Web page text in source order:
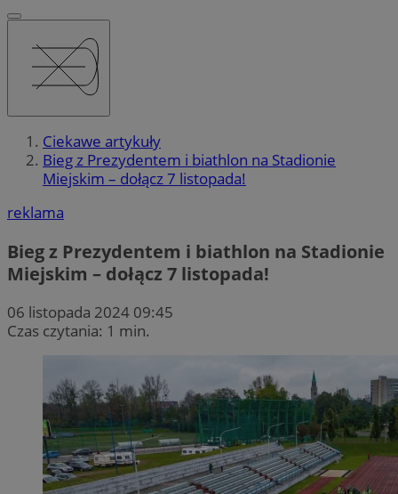
Ciekawe artykuły
Bieg z Prezydentem i biathlon na Stadionie
Miejskim – dołącz 7 listopada!
reklama
Bieg z Prezydentem i biathlon na Stadionie
Miejskim – dołącz 7 listopada!
06 listopada 2024 09:45
Czas czytania: 1 min.